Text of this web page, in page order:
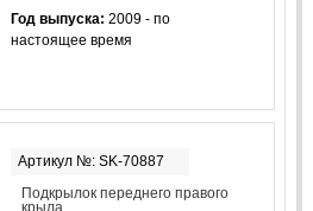
Год выпуска: 2009 - по
настоящее время
Артикул №: SK-70887
Подкрылок переднего правого
крыла